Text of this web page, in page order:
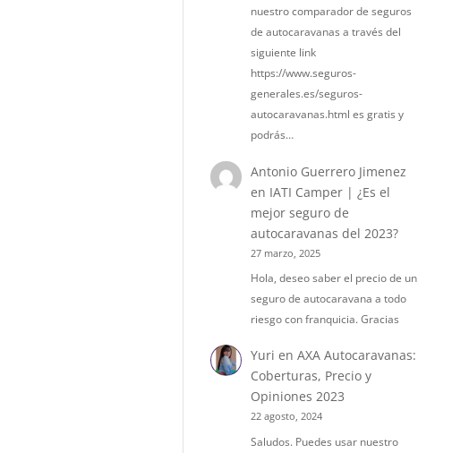
nuestro comparador de seguros
de autocaravanas a través del
siguiente link
https://www.seguros-
generales.es/seguros-
autocaravanas.html es gratis y
podrás…
Antonio Guerrero Jimenez
en IATI Camper | ¿Es el
mejor seguro de
autocaravanas del 2023?
27 marzo, 2025
Hola, deseo saber el precio de un
seguro de autocaravana a todo
riesgo con franquicia. Gracias
Yuri enAXA Autocaravanas:
Coberturas, Precio y
Opiniones 2023
22 agosto, 2024
Saludos. Puedes usar nuestro